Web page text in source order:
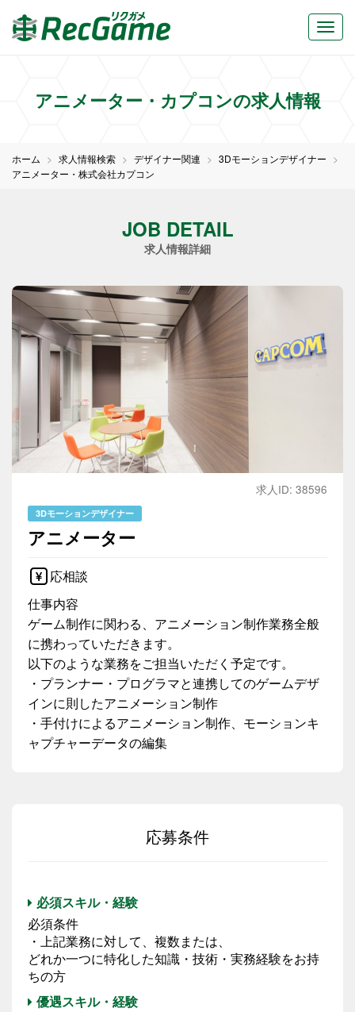
アニメーター・カプコンの求人情報
ホーム 求人情報検索 デザイナー関連
3Dモーションデザイナー
アニメーター・株式会社カプコン
JOB DETAIL
求人情報詳細
求人ID: 38596
3Dモーションデザイナー
アニメーター
応相談
仕事内容
ゲーム制作に関わる、アニメーション制作業務全般
に携わっていただきます。
以下のような業務をご担当いただく予定です。
・プランナー・プログラマと連携してのゲームデザ
インに則したアニメーション制作
・手付けによるアニメーション制作、モーションキ
ャプチャーデータの編集
応募条件
必須スキル・経験
必須条件
・上記業務に対して、複数または、
どれか一つに特化した知識・技術・実務経験をお持
ちの方
優遇スキル・経験